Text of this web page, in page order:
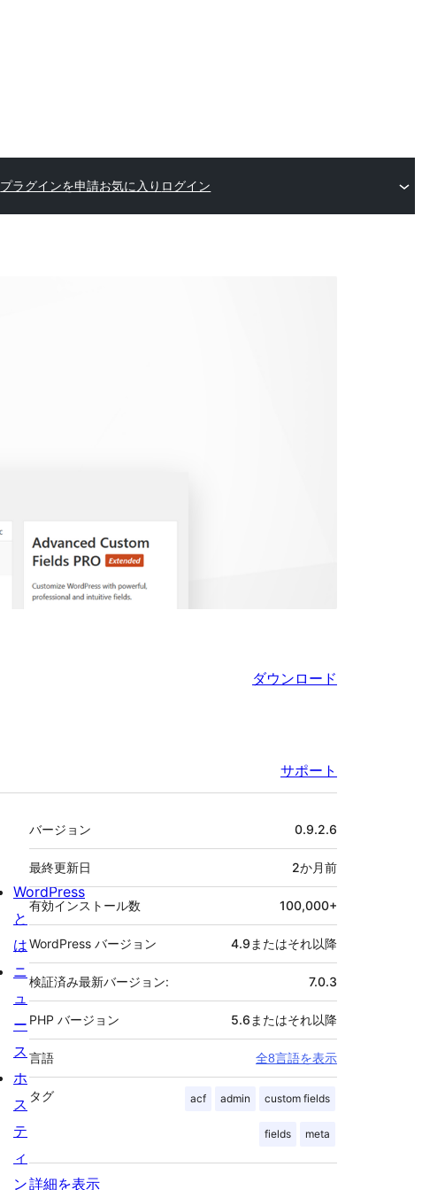
プラグインを申請お気に入り ログイン
ダウンロード
サポート
メ
タ
バージョン 0.9.2.6
最終更新日 2か月前
有効インストール数 100,000+
WordPress バージョン 4.9またはそれ以降
検証済み最新バージョン: 7.0.3
PHP バージョン 5.6またはそれ以降
言語 全8言語を表示
タグ acf admin custom fields
fields meta
詳細を表示
WordPress
と
は
ニ
ュ
ー
ス
ホ
ス
テ
ィ
ン